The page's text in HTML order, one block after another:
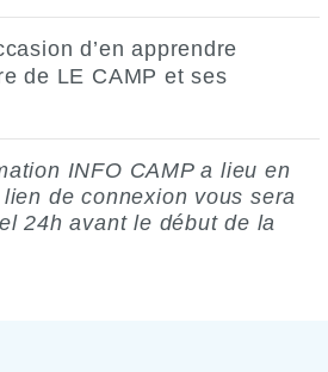
d’en apprendre
de LE CAMP et ses
INFO CAMP a lieu en
de connexion vous sera
24h avant le début de la